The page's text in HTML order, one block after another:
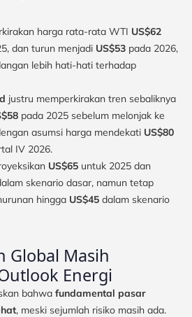
harga rata-rata WTI US$62
dan turun menjadi US$53 pada 2026,
lebih hati-hati terhadap
justru memperkirakan tren sebaliknya
pada 2025 sebelum melonjak ke
asumsi harga mendekati US$80
IV 2026.
US$65 untuk 2025 dan
skenario dasar, namun tetap
hingga US$45 dalam skenario
Global Masih
Energi
bahwa fundamental pasar
, meski sejumlah risiko masih ada.